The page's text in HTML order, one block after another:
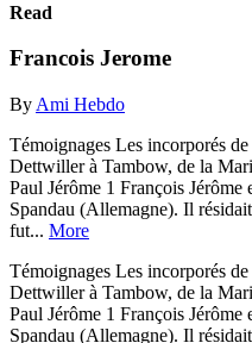
Read
Francois Jerome
By Ami Hebdo
Témoignages Les incorporés
Dettwiller à Tambow, de la
Paul Jérôme 1 François
Spandau (Allemagne). Il
fut... More
Témoignages Les incorporés
Dettwiller à Tambow, de la
Paul Jérôme 1 François
Spandau (Allemagne). Il